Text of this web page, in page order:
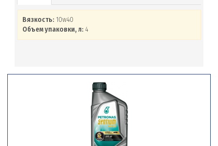
Вязкость: 10w40
Объем упаковки, л: 4